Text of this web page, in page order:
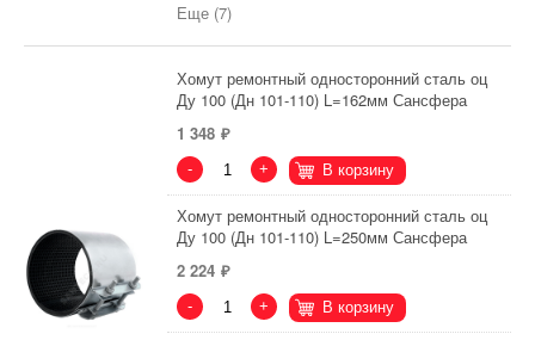
Еще (7)
Хомут ремонтный односторонний сталь оц
Ду 100 (Дн 101-110) L=162мм Сансфера
1 348
- + В корзину
Хомут ремонтный односторонний сталь оц
Ду 100 (Дн 101-110) L=250мм Сансфера
2 224
- + В корзину